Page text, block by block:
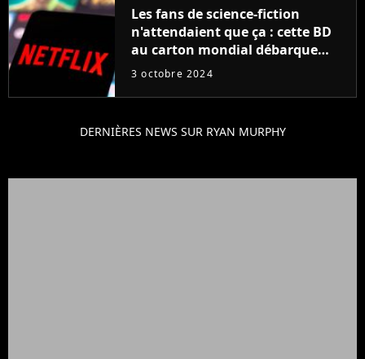
Les fans de science-fiction
n'attendaient que ça : cette BD
au carton mondial débarque
enfin en série, et c'est le
s'en charge
3 octobre 2024
DERNIÈRES NEWS SUR RYAN MURPHY